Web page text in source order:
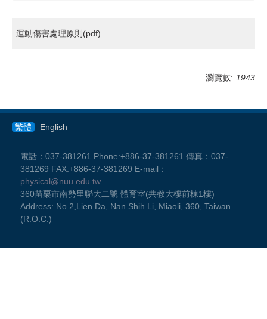
運動傷害處理原則(pdf)
瀏覽數: 1943
繁體 English
電話：037-381261 Phone:+886-37-381261 傳真：037-
381269 FAX:+886-37-381269 E-mail：
physical@nuu.edu.tw
360苗栗市南勢里聯大二號 體育室(共教大樓前棟1樓)
Address: No.2,Lien Da, Nan Shih Li, Miaoli, 360, Taiwan
(R.O.C.)